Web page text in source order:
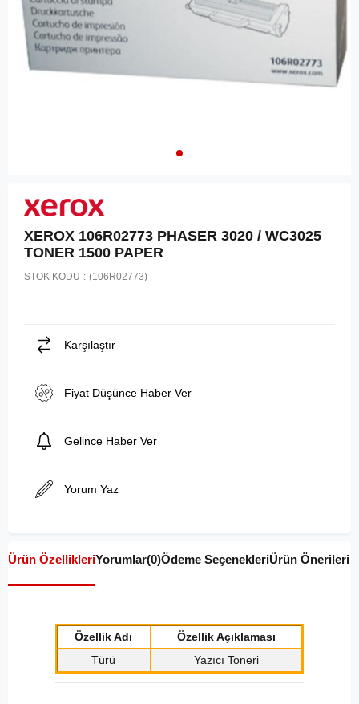
XEROX 106R02773 PHASER 3020 / WC3025
TONER 1500 PAPER
STOK KODU (106R02773)
Karşılaştır
Fiyat Düşünce Haber Ver
Gelince Haber Ver
Yorum Yaz
Ürün ÖzellikleriYorumlar(0)Ödeme SeçenekleriÜrün Önerileri
Özellik Adı
Özellik Açıklaması
Türü
Yazıcı Toneri